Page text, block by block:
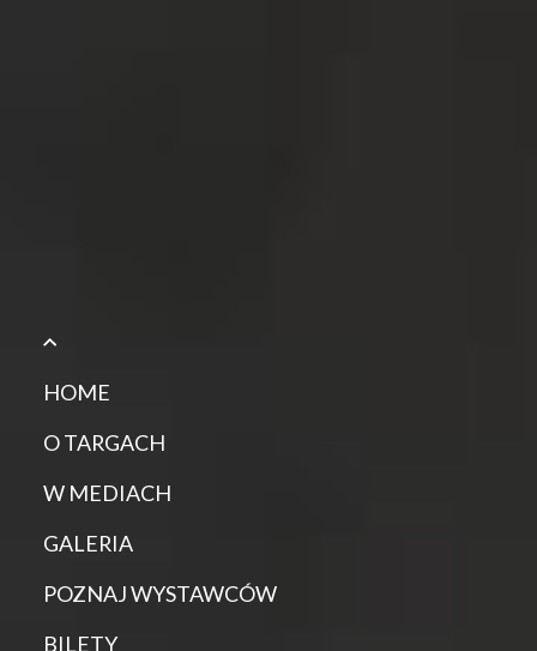
HOME
O TARGACH
W MEDIACH
GALERIA
POZNAJ WYSTAWCÓW
BILETY